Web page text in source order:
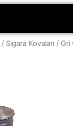
/ Sigara Kovaları / Gri